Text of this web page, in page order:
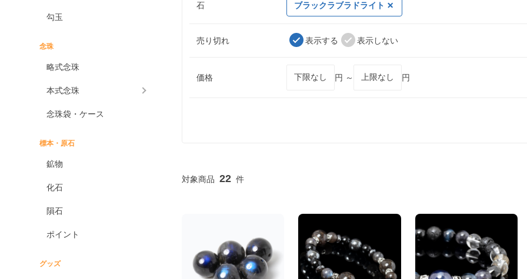
勾玉
念珠
略式念珠
本式念珠
念珠袋・ケース
標本・原石
鉱物
化石
隕石
ポイント
グッズ
石 ブラックラブラドライト
売り切れ 表示する 表示しない
価格 円 ～ 円
22